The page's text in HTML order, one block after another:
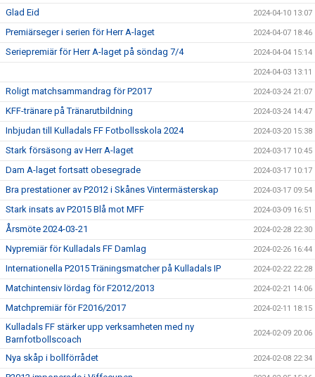
Glad Eid 2024-04-10 13:07
Premiärseger i serien för Herr A-laget 2024-04-07 18:46
Seriepremiär för Herr A-laget på söndag 7/4 2024-04-04 15:14
2024-04-03 13:11
Roligt matchsammandrag för P2017 2024-03-24 21:07
KFF-tränare på Tränarutbildning 2024-03-24 14:47
Inbjudan till Kulladals FF Fotbollsskola 2024 2024-03-20 15:38
Stark försäsong av Herr A-laget 2024-03-17 10:45
Dam A-laget fortsatt obesegrade 2024-03-17 10:17
Bra prestationer av P2012 i Skånes Vintermästerskap 2024-03-17 09:54
Stark insats av P2015 Blå mot MFF 2024-03-09 16:51
Årsmöte 2024-03-21 2024-02-28 22:30
Nypremiär för Kulladals FF Damlag 2024-02-26 16:44
Internationella P2015 Träningsmatcher på Kulladals IP 2024-02-22 22:28
Matchintensiv lördag för F2012/2013 2024-02-21 14:06
Matchpremiär för F2016/2017 2024-02-11 18:15
Kulladals FF stärker upp verksamheten med ny
Barnfotbollscoach
2024-02-09 20:06
Nya skåp i bollförrådet 2024-02-08 22:34